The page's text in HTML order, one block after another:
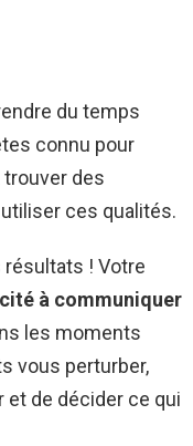
du temps
connu pour
des
ces qualités.
! Votre
à communiquer
les moments
vous perturber,
de décider ce qui